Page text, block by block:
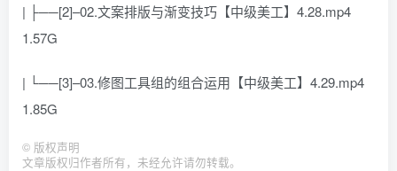
| ├──[2]–02.文案排版与渐变技巧【中级美工】4.28.mp4
1.57G
| └──[3]–03.修图工具组的组合运用【中级美工】4.29.mp4
1.85G
© 版权声明
文章版权归作者所有，未经允许请勿转载。